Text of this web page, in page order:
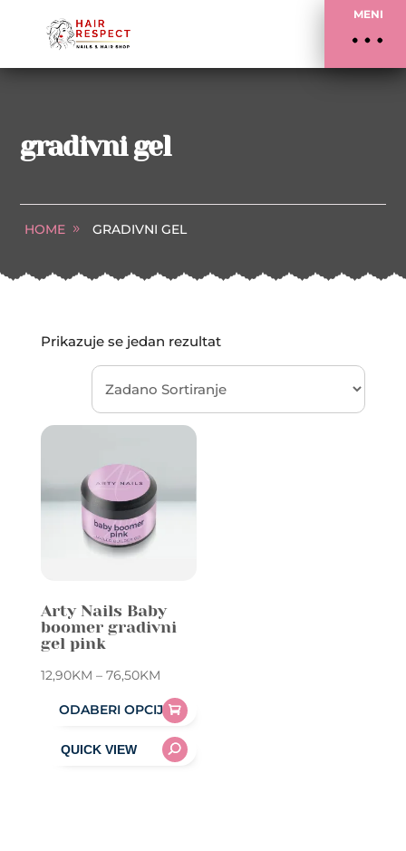
MENI
gradivni gel
HOME GRADIVNI GEL
Prikazuje se jedan rezultat
Arty Nails Baby
boomer gradivni
gel pink
12,90KM – 76,50KMPrice
range:
12,90KM
through
ODABERI OPCIJE
product